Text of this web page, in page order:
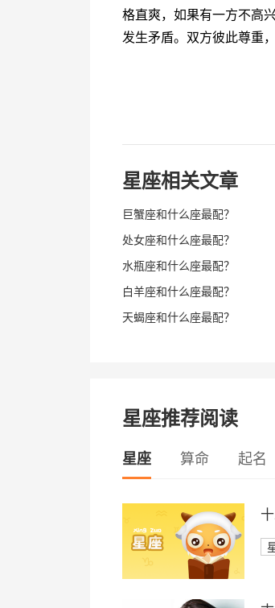
格直爽，如果有一方不高
发生矛盾。双方彼此尊重
星座相关文章
巨蟹座和什么座最配？
处女座和什么座最配？
水瓶座和什么座最配？
白羊座和什么座最配？
天蝎座和什么座最配？
星座推荐阅读
星座 算命 起名